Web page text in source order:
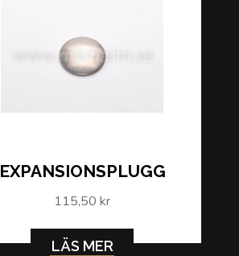
EXPANSIONSPLUGG
115,50 kr
LÄS MER